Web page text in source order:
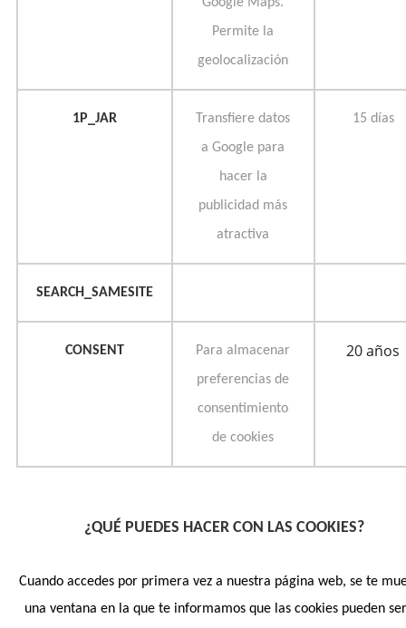
Permite la
geolocalización
1P_JAR
Transfiere datos
a Google para
hacer la
publicidad más
atractiva
15 días
SEARCH_SAMESITE
CONSENT
Para almacenar
preferencias de
consentimiento
de cookies
20 años
¿QUÉ PUEDES HACER CON LAS COOKIES?
Cuando accedes por primera vez a nuestra página web, se te
una ventana en la que te informamos que las cookies pueden